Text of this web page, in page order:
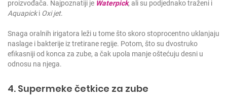
proizvođača. Najpoznatiji je Waterpick, ali su podjednako traženi i
Aquapicki Oxi jet.
Snaga oralnih irigatora leži u tome što skoro stoprocentno uklanjaju
naslage i bakterije iz tretirane regije. Potom, što su dvostruko
efikasniji od konca za zube, a čak upola manje oštećuju desni u
odnosu na njega.
4. Supermeke četkice za zube